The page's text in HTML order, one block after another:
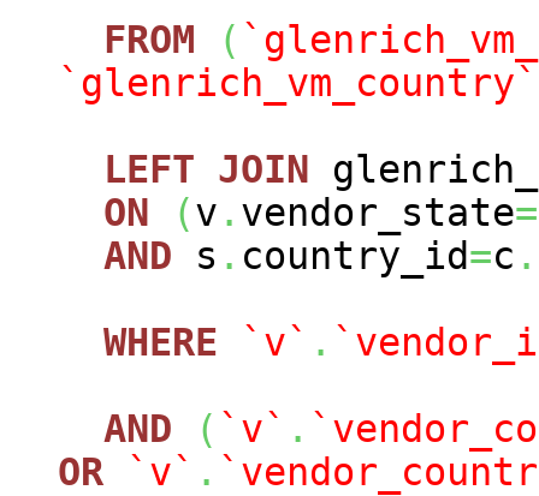
FROM
(
`glenrich_vm_country`
LEFT JOIN
ON
(v . vendor_state=
AND s . country_id=c .
WHERE
`v` .
AND
( `v` .
OR
`v` .